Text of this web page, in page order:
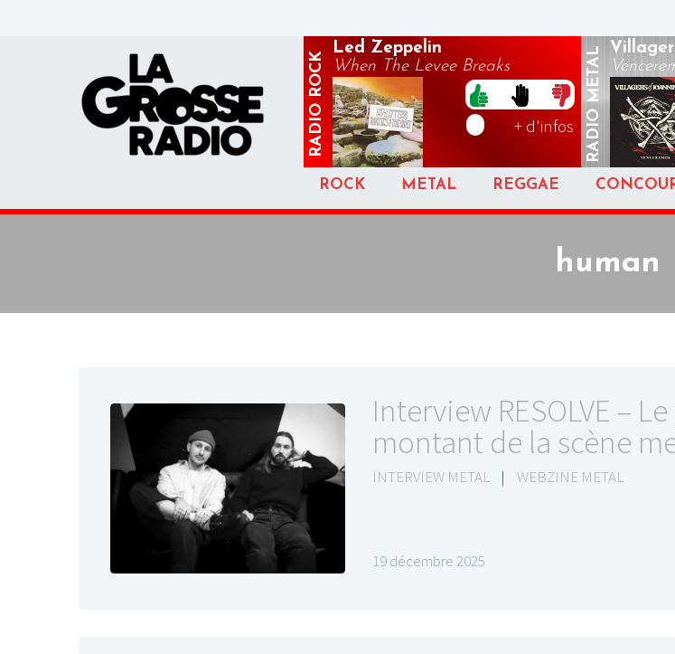
RADIO
ROCK
Led Zeppelin
When The Levee Breaks
+ d'infos RADIO
METAL
ROCK METAL REGGAE
human
Interview RESOLVE –
montant de la scène
INTERVIEW METAL | WEBZINE METAL
19 décembre 2025